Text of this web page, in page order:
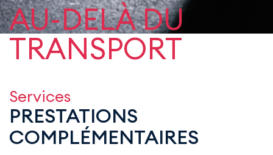
AU-DELÀ DU
TRANSPORT
Services
PRESTATIONS
COMPLÉMENTAIRES